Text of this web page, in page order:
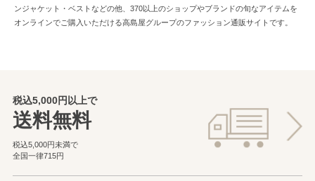
ンジャケット・ベストなどの他、370以上のショップやブランドの旬なアイテムを
オンラインでご購入いただける高島屋グループのファッション通販サイトです。
税込5,000円以上で
送料無料
税込5,000円未満で
全国一律715円